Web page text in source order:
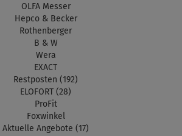
OLFA Messer
Hepco & Becker
Rothenberger
B & W
Wera
EXACT
Restposten (192)
ELOFORT (28)
ProFit
Foxwinkel
Aktuelle Angebote (17)